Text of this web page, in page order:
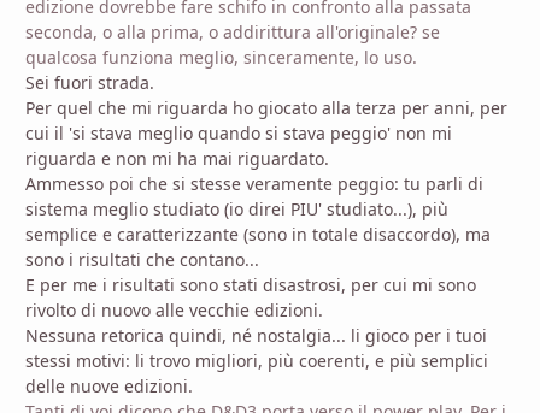
edizione dovrebbe fare schifo in confronto alla passata
seconda, o alla prima, o addirittura all'originale? se
qualcosa funziona meglio, sinceramente, lo uso.
Sei fuori strada.
Per quel che mi riguarda ho giocato alla terza per anni, per
cui il 'si stava meglio quando si stava peggio' non mi
riguarda e non mi ha mai riguardato.
Ammesso poi che si stesse veramente peggio: tu parli di
sistema meglio studiato (io direi PIU' studiato...), più
semplice e caratterizzante (sono in totale disaccordo), ma
sono i risultati che contano...
E per me i risultati sono stati disastrosi, per cui mi sono
rivolto di nuovo alle vecchie edizioni.
Nessuna retorica quindi, né nostalgia... li gioco per i tuoi
stessi motivi: li trovo migliori, più coerenti, e più semplici
delle nuove edizioni.